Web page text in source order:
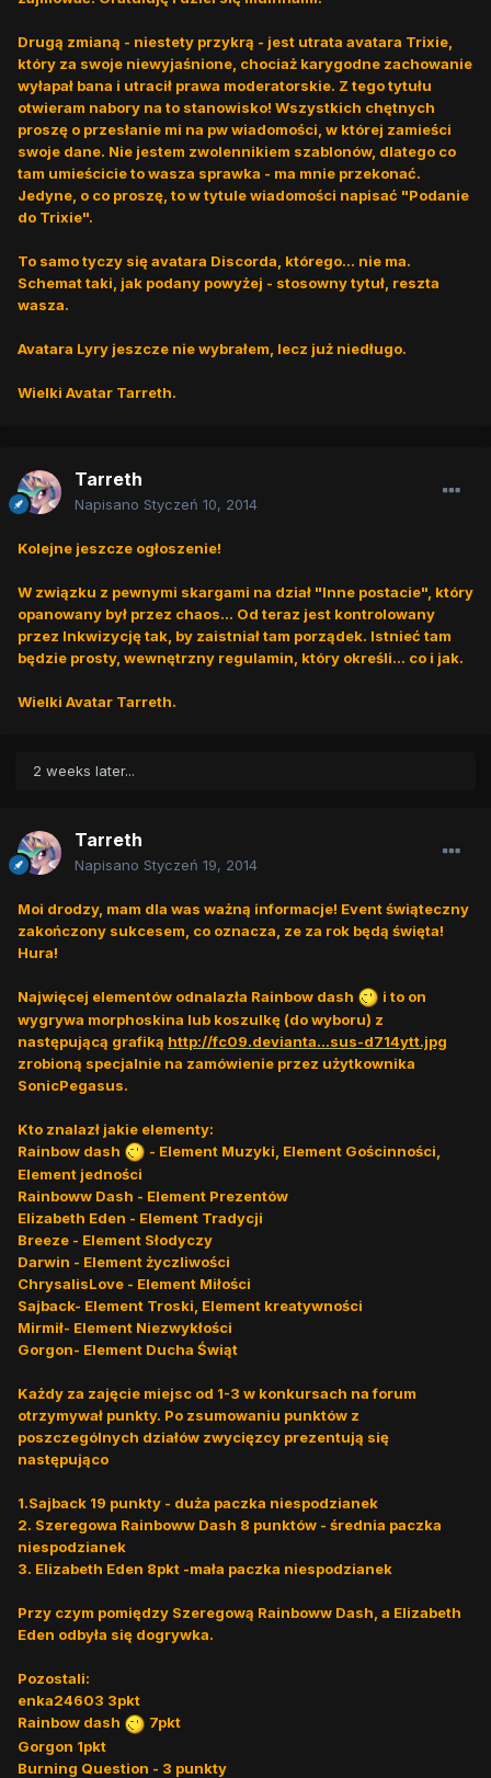
Drugą zmianą - niestety przykrą - jest utrata avatara Trixie,
który za swoje niewyjaśnione, chociaż karygodne zachowanie
wyłapał bana i utracił prawa moderatorskie. Z tego tytułu
otwieram nabory na to stanowisko! Wszystkich chętnych
proszę o przesłanie mi na pw wiadomości, w której zamieści
swoje dane. Nie jestem zwolennikiem szablonów, dlatego co
tam umieścicie to wasza sprawka - ma mnie przekonać.
Jedyne, o co proszę, to w tytule wiadomości napisać "Podanie
do Trixie".
To samo tyczy się avatara Discorda, którego... nie ma.
Schemat taki, jak podany powyżej - stosowny tytuł, reszta
wasza.
Avatara Lyry jeszcze nie wybrałem, lecz już niedługo.
Wielki Avatar Tarreth.
Tarreth
Napisano Styczeń 10, 2014
Kolejne jeszcze ogłoszenie!
W związku z pewnymi skargami na dział "Inne postacie", który
opanowany był przez chaos... Od teraz jest kontrolowany
przez Inkwizycję tak, by zaistniał tam porządek. Istnieć tam
będzie prosty, wewnętrzny regulamin, który określi... co i jak.
Wielki Avatar Tarreth.
2 weeks later...
Tarreth
Napisano Styczeń 19, 2014
Moi drodzy, mam dla was ważną informacje! Event świąteczny
zakończony sukcesem, co oznacza, ze za rok będą święta!
Hura!
Najwięcej elementów odnalazła Rainbow dash
i to on
wygrywa morphoskina lub koszulkę (do wyboru) z
następującą grafiką http://fc09.devianta...sus-d714ytt.jpg
zrobioną specjalnie na zamówienie przez użytkownika
SonicPegasus.
Kto znalazł jakie elementy:
Rainbow dash
- Element Muzyki, Element Gościnności,
Element jedności
Rainboww Dash - Element Prezentów
Elizabeth Eden - Element Tradycji
Breeze - Element Słodyczy
Darwin - Element życzliwości
ChrysalisLove - Element Miłości
Sajback- Element Troski, Element kreatywności
Mirmił- Element Niezwykłości
Gorgon- Element Ducha Świąt
Każdy za zajęcie miejsc od 1-3 w konkursach na forum
otrzymywał punkty. Po zsumowaniu punktów z
poszczególnych działów zwycięzcy prezentują się
następująco
1.Sajback 19 punkty - duża paczka niespodzianek
2. Szeregowa Rainboww Dash 8 punktów - średnia paczka
niespodzianek
3. Elizabeth Eden 8pkt -mała paczka niespodzianek
Przy czym pomiędzy Szeregową Rainboww Dash, a Elizabeth
Eden odbyła się dogrywka.
Pozostali:
enka24603 3pkt
Rainbow dash
7pkt
Gorgon 1pkt
Burning Question - 3 punkty